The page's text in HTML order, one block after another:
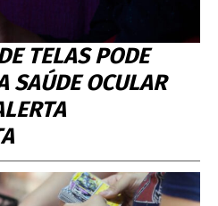
TELAS PODE
SAÚDE OCULAR